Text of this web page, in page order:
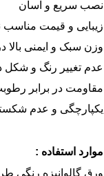
نصب سریع و آسان
زیبایی و قیمت
وزن سبک و ایمنی بالا
عدم تغییر رنگ و شکل
مقاومت در برابر
یکپارچگی و عدم
موارد استفاده :
ورق گالوانیزه رنگی